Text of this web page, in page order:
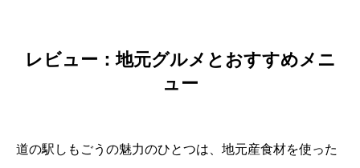
レビュー：地元グルメとおすすめメニ
ュー
道の駅しもごうの魅力のひとつは、地元産食材を使った